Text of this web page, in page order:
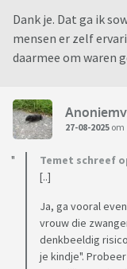
Dank je. Dat ga ik
mensen er zelf
daarmee om waren
27-08-2025 om
Temet schreef
[..]
Ja, ga vooral
vrouw die
denkbeeldig
je kindje".